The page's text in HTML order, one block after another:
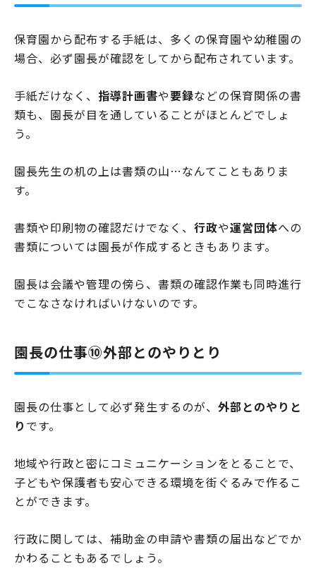
保育園から配布する手紙は、多くの保育園や幼稚園の
場合、必ず園長が確認をしてから配布されています。
手紙だけなく、 指導計画書や要録などの保育関係の書
類も、園長が目を通していることがほとんどでしょ
う。
園長先生の机の上は書類の山…なんてこともありま
す。
書類や印刷物の確認だけでなく、 行政や運営団体への
書類については園長が作成するときもあります。
園長は会議や管理の傍ら、書類の確認作業も同時進行
でこなさなければいけないのです。
園長の仕事⑩外部とのやりとり
園長の仕事として必ず発生するのが、 外部とのやりと
り です。
地域や行政と密にコミュニケーションをとることで、
子どもや保護者も安心できる環境を街ぐるみで作るこ
とができます。
行政に関しては、補助金の申請や書類の届出などでか
かわることもあるでしょう。